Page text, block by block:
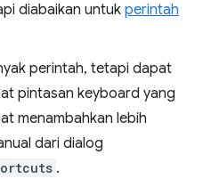
diabaikan untuk perintah
perintah, tetapi dapat
pintasan keyboard yang
menambahkan lebih
dari dialog
.